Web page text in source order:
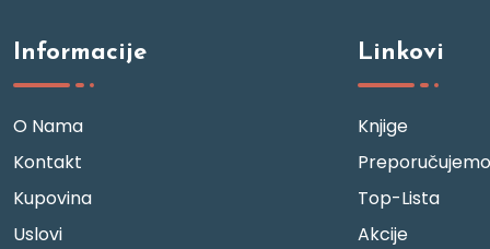
Informacije
O Nama
Kontakt
Kupovina
Uslovi
Linkovi
Knjige
Preporučujemo
Top-Lista
Akcije